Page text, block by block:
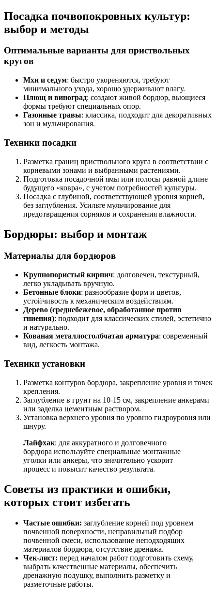
Посадка почвопокровных культур:
выбор и методы
Оптимальные варианты для приствольных
кругов
Мхи и седум: быстро укореняются, требуют
минимального ухода, хорошо удерживают влагу.
Плющ и виноград: создают живой бордюр, вьющиеся
формы требуют специальных опор.
Газонные травы: классика, подходит для декоративных
зон и мульчирования.
Техники посадки
Разметка границ приствольного круга в соответствии с
корневыми зонами и выбранными растениями.
Подготовка посадочной ямы или полосы равной длине
будущего «ковра», с учетом потребностей культуры.
Посадка с глубиной, соответствующей уровня корней,
без заглубления. Усильте мульчирование для
предотвращения сорняков и сохранения влажности.
Бордюры: выбор и монтаж
Материалы для бордюров
Крупнопористый кирпич: долговечен, текстурный,
легко укладывать вручную.
Бетонные блоки: разнообразие форм и цветов,
устойчивость к механическим воздействиям.
Дерево (среднебежевое, обработанное против
гниения): подходит для классических стилей, эстетично
и натурально.
Кованая металлостолбчатая арматура: современный
вид, легкость монтажа.
Техники установки
Разметка контуров бордюра, закрепление уровня и точек
крепления.
Заглубление в грунт на 10-15 см, закрепление анкерами
или заделка цементным раствором.
Установка верхнего уровня по уровню гидроуровня или
шнуру.
Лайфхак: для аккуратного и долговечного
бордюра используйте специальные монтажные
уголки или анкеры, что значительно ускорит
процесс и повысит качество результата.
Советы из практики и ошибки,
которых стоит избегать
Частые ошибки: заглубление корней под уровнем
почвенной поверхности, неправильный подбор
почвенной смеси, использование неподходящих
материалов бордюра, отсутствие дренажа.
Чек-лист: перед началом работ подготовить схему,
выбрать качественные материалы, обеспечить
дренажную подушку, выполнить разметку и
разметочные работы.